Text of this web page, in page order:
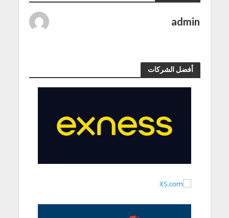
admin
أفضل الشركات